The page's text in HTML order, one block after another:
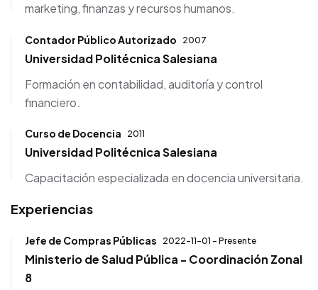
marketing, finanzas y recursos humanos.
Contador Público Autorizado 2007
Universidad Politécnica Salesiana
Formación en contabilidad, auditoría y control
financiero.
Curso de Docencia 2011
Universidad Politécnica Salesiana
Capacitación especializada en docencia universitaria.
Experiencias
Jefe de Compras Públicas 2022-11-01 - Presente
Ministerio de Salud Pública - Coordinación Zonal
8